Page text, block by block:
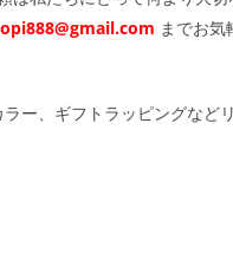
までお気
ー、ギフトラッピングなど